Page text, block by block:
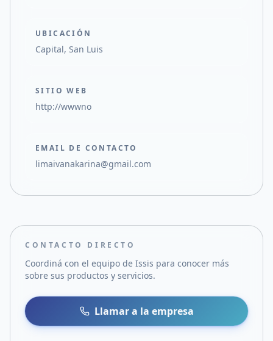
UBICACIÓN
Capital, San Luis
SITIO WEB
http://wwwno
EMAIL DE CONTACTO
limaivanakarina@gmail.com
CONTACTO DIRECTO
Coordiná con el equipo de Issis para conocer más
sobre sus productos y servicios.
Llamar a la empresa